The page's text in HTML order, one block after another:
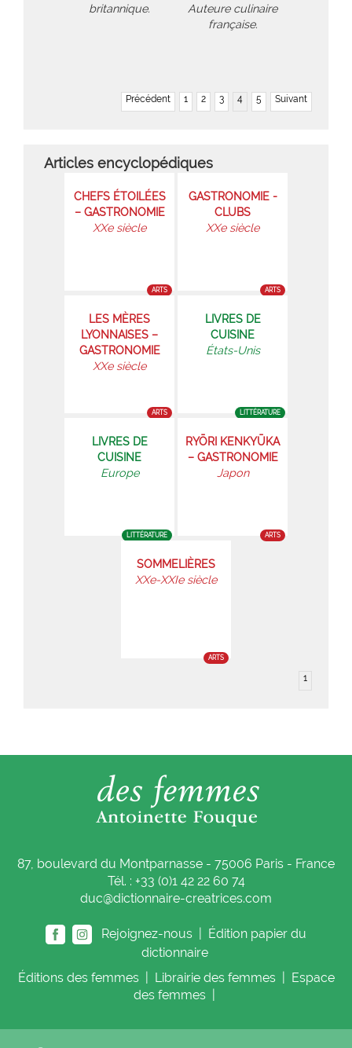
britannique.
Auteure culinaire
française.
Précédent 1 2 3 4 5 Suivant
Articles encyclopédiques
CHEFS ÉTOILÉES
– GASTRONOMIE
XXe siècle
ARTS
GASTRONOMIE -
CLUBS
XXe siècle
ARTS
LES MÈRES
LYONNAISES –
GASTRONOMIE
XXe siècle
ARTS
LIVRES DE
CUISINE
États-Unis
LITTÉRATURE
LIVRES DE
CUISINE
Europe
LITTÉRATURE
RYŌRI KENKYŪKA
– GASTRONOMIE
Japon
ARTS
SOMMELIÈRES
XXe-XXIe siècle
ARTS
1
87, boulevard du Montparnasse - 75006 Paris - France
Tél. : +33 (0)1 42 22 60 74
duc@dictionnaire-creatrices.com
Rejoignez-nous |
Édition papier du
dictionnaire
Éditions des femmes Librairie des femmes
Espace
des femmes